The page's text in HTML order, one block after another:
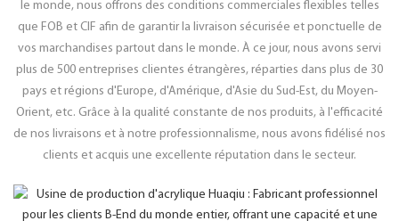
le monde, nous offrons des conditions commerciales flexibles telles
que FOB et CIF afin de garantir la livraison sécurisée et ponctuelle de
vos marchandises partout dans le monde. À ce jour, nous avons servi
plus de 500 entreprises clientes étrangères, réparties dans plus de 30
pays et régions d'Europe, d'Amérique, d'Asie du Sud-Est, du Moyen-
Orient, etc. Grâce à la qualité constante de nos produits, à l'efficacité
de nos livraisons et à notre professionnalisme, nous avons fidélisé nos
clients et acquis une excellente réputation dans le secteur.